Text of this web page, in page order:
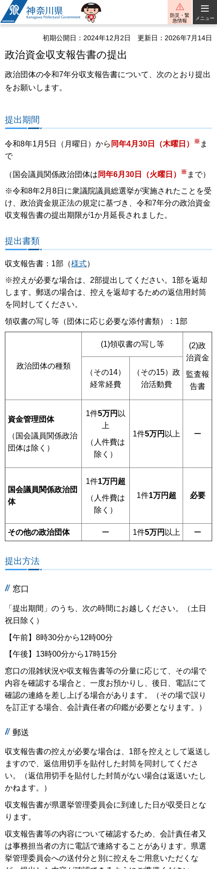
神奈川県
防災・緊
急情報
メニュー
初期公開日：2024年12月2日 更新日：2026年7月14日
政治資金収支報告書の提出
政治団体の令和7年分収支報告書について、次のとおり提出
をお願いします。
提出期間
令和8年1月5日（月曜日）から 同年4月30日（木曜日） ※ ま
で
（国会議員関係政治団体は 同年6月30日（火曜日） ※ まで）
※令和8年2月8日に衆議院議員総選挙が実施されたことを受
け、政治資金規正法の規定に基づき、令和7年分の政治資金
収支報告書の提出期限が1か月延長されました。
提出書類
収支報告書：1部（様式）
※控えが必要な場合は、2部提出してください。1部を返却
します。郵送の場合は、控えを返却するための返信用封筒
を同封してください。
領収書の写し等（団体に応じ必要な添付書類）：1部
政治団体の種類
(1)領収書の写し等
(2)政
治資金
監査報
告書
（その14）
経常経費
（その15）政
治活動費
資金管理団体
（国会議員関係政治
団体は除く）
1件5万円 以
上
（人件費は
除く）
1件5万円 以上 ー
国会議員関係政治団
体
1件1万円超
（人件費は
除く）
1件1万円超 必要
その他の政治団体 ー 1件5万円 以上 ー
提出方法
窓口
「提出期間」のうち、次の時間にお越しください。（土日
祝日除く）
【午前】8時30分から12時00分
【午後】13時00分から17時15分
窓口の混雑状況や収支報告書等の分量に応じて、その場で
内容を確認する場合と、一度お預かりし、後日、電話にて
確認の連絡を差し上げる場合があります。（その場で誤り
を訂正する場合、会計責任者の印鑑が必要となります。）
郵送
収支報告書の控えが必要な場合は、1部を控えとして返送し
ますので、返信用切手を貼付した封筒を同封してくださ
い。（返信用切手を貼付した封筒がない場合は返送いたし
かねます。）
収支報告書が県選挙管理委員会に到達した日が収受日とな
ります。
収支報告書等の内容について確認するため、会計責任者又
は事務担当者の方に電話で連絡することがあります。県選
挙管理委員会への送付分と別に控えをご用意いただくな